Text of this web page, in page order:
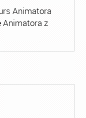
Animatora
Animatora z